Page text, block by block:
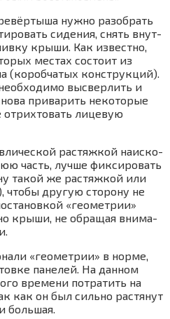
нуж­но разо­брать
сиде­ния, снять внут­
кры­ши. Как извест­но,
местах состо­ит из
(короб­ча­тых кон­струк­ций).
высвер­лить и
при­ва­рить неко­то­рые
отрих­то­вать лице­вую
рас­тяж­кой наис­ко­
часть, луч­ше фик­си­ро­вать
такой же рас­тяж­кой или
что­бы дру­гую сто­ро­ну не
«гео­мет­рии»
кры­ши, не обра­щая вни­ма­
«гео­мет­рии» в нор­ме,
пане­лей. На дан­ном
вре­ме­ни потра­тить на
как он был силь­но рас­тя­нут
большая.